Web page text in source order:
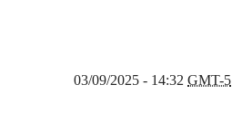
03/09/2025 - 14:32 GMT-5